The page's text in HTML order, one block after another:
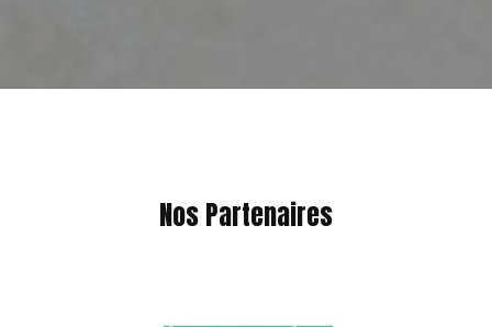
Nos Partenaires